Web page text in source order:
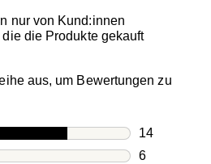
nur von Kund:innen
die Produkte gekauft
aus, um Bewertungen zu
14
14
6